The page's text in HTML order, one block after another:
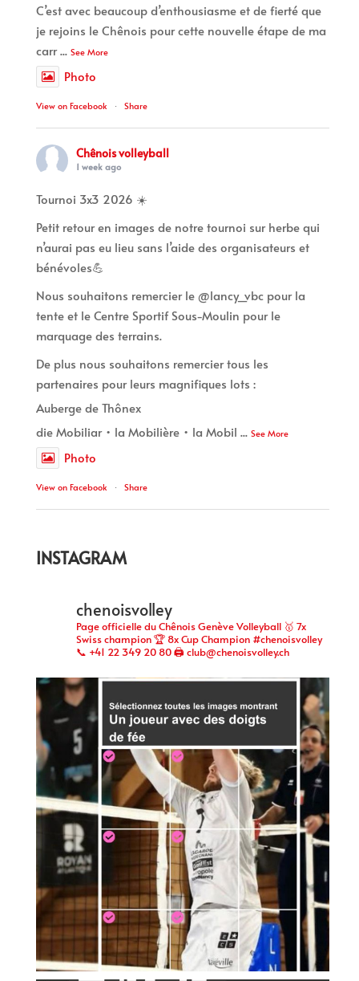
C’est avec beaucoup d’enthousiasme et de fierté que
je rejoins le Chênois pour cette nouvelle étape de ma
carr... See More
Photo
View on Facebook · Share
Chênois volleyball
1 week ago
Tournoi 3x3 2026 ☀️
Petit retour en images de notre tournoi sur herbe qui
n’aurai pas eu lieu sans l’aide des organisateurs et
bénévoles💪
Nous souhaitons remercier le @lancy_vbc pour la
tente et le Centre Sportif Sous-Moulin pour le
marquage des terrains.
De plus nous souhaitons remercier tous les
partenaires pour leurs magnifiques lots :
Auberge de Thônex
die Mobiliar • la Mobilière • la Mobil ... See More
Photo
View on Facebook · Share
INSTAGRAM
chenoisvolley
Page officielle du Chênois Genève Volleyball 🥇 7x
Swiss champion 🏆 8x Cup Champion #chenoisvolley
📞 +41 22 349 20 80 🖨 club@chenoisvolley.ch